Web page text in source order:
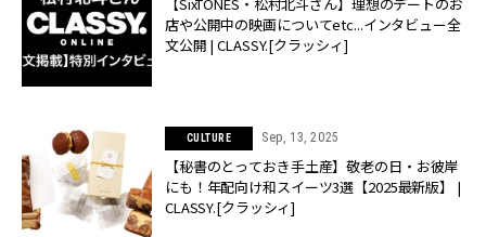
店や公開中の映画についてetc...インタビュー全
文公開 | CLASSY.[クラッシィ]
CULTURE Sep, 13, 2025
【秘書のとっておき手土産】敬老の日・お彼岸
にも！年配向け和スイーツ3選【2025最新版】 |
CLASSY.[クラッシィ]